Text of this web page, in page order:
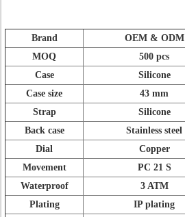
Brand
OEM & ODM
MOQ
500 pcs
Case
Silicone
Case size
43 mm
Strap
Silicone
Back case
Stainless steel
Dial
Copper
Movement
PC 21 S
Waterproof
3 ATM
Plating
IP plating